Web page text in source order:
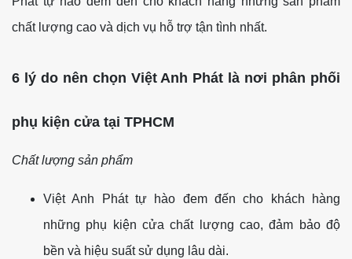
chất lượng cao và dịch vụ hỗ trợ tận tình nhất.
6 lý do nên chọn Việt Anh Phát là nơi phân phối
phụ kiện cửa tại TPHCM
Chất lượng sản phẩm
Việt Anh Phát tự hào đem đến cho khách hàng
những phụ kiện cửa chất lượng cao, đảm bảo độ
bền và hiệu suất sử dụng lâu dài.